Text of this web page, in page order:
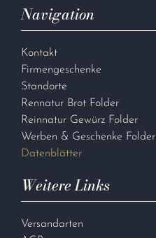
Navigation
Kontakt
Firmengeschenke
Standorte
Rennatur Brot Folder
Reinnatur Gewürz Folder
Werben & Geschenke Folder
Datenblätter
Weitere Links
Versandarten